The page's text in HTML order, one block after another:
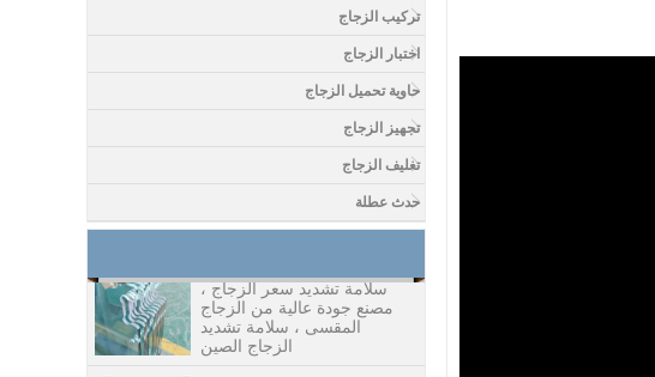
تركيب الزجاج
اختبار الزجاج
حاوية تحميل الزجاج
تجهيز الزجاج
تغليف الزجاج
حدث عطلة
mm مصنعي الزجاج الجدول
الزجاج الأبيض الشفاف ،
مصنع جودة عالية من الزجاج
المقسى ، سلامة تشديد
الزجاج الصين